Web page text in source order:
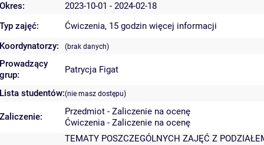
Okres:
2023-10-01 - 2024-02-18
Typ zajęć:
Ćwiczenia, 15 godzin więcej informacji
Koordynatorzy:
(brak danych)
Prowadzący
grup:
Patrycja Figat
Lista studentów:(nie masz dostępu)
Zaliczenie:
Przedmiot - Zaliczenie na ocenę
Ćwiczenia - Zaliczenie na ocenę
TEMATY POSZCZEGÓLNYCH ZAJĘĆ Z